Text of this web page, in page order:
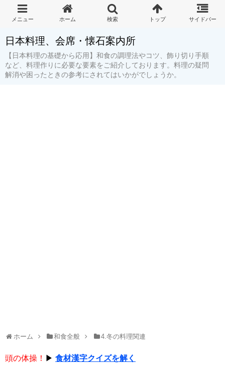
日本料理、会席・懐石案内所
【日本料理の基礎から応用】和食の調理法やコツ、飾り切り手順
など、料理作りに必要な要素をご紹介しております。料理の疑問
解消や困ったときの参考にされてはいかがでしょうか。
ホーム 和食全般 4.冬の料理関連
頭の体操！ ▶ 食材漢字クイズを解く